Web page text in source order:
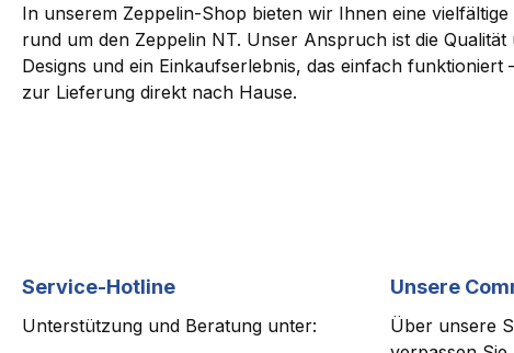
In unserem Zeppelin-Shop bieten wir Ihnen eine
rund um den Zeppelin NT. Unser Anspruch ist die
Designs und ein Einkaufserlebnis, das einfach funktioniert
zur Lieferung direkt nach Hause.
Service-Hotline
Unterstützung und Beratung unter:
Unsere
Über unsere